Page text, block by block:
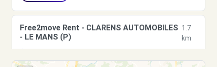
Free2move Rent - CLARENS AUTOMOBILES
- LE MANS (P)
1.7
km
Le Mans, FR-72, 72000